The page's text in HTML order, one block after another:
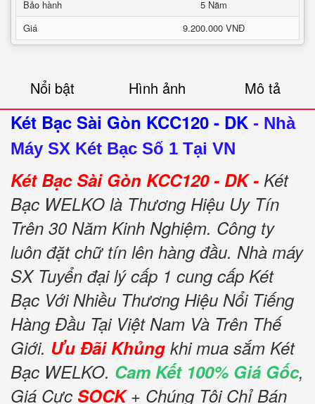
Bảo hành
5 Năm
Giá
9.200.000 VNĐ
Nổi bật Hình ảnh Mô tả
Két Bạc Sài Gòn KCC120 - DK - Nhà
Máy SX Két Bạc Số 1 Tại VN
Két Bạc Sài Gòn KCC120 - DK - Két
Bạc WELKO là Thương Hiệu Uy Tín
Trên 30 Năm Kinh Nghiệm. Công ty
luôn đặt chữ tín lên hàng đầu. Nhà máy
SX Tuyển đại lý cấp 1 cung cấp Két
Bạc Với Nhiều Thương Hiệu Nổi Tiếng
Hàng Đầu Tại Việt Nam Và Trên Thế
Giới. Ưu Đãi Khủng khi mua sắm Két
Bạc WELKO. Cam Kết 100% Giá Gốc,
Giá Cực SOCK+ Chúng Tôi Chỉ Bán